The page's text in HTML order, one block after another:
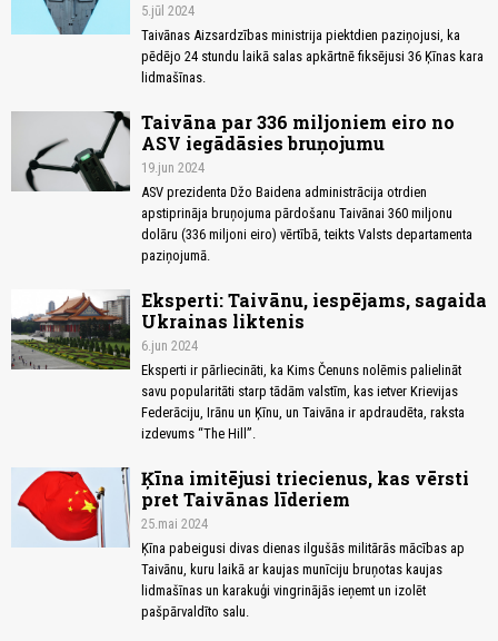
5.jūl 2024
Taivānas Aizsardzības ministrija piektdien paziņojusi, ka
pēdējo 24 stundu laikā salas apkārtnē fiksējusi 36 Ķīnas kara
lidmašīnas.
Taivāna par 336 miljoniem eiro no
ASV iegādāsies bruņojumu
19.jun 2024
ASV prezidenta Džo Baidena administrācija otrdien
apstiprināja bruņojuma pārdošanu Taivānai 360 miljonu
dolāru (336 miljoni eiro) vērtībā, teikts Valsts departamenta
paziņojumā.
Eksperti: Taivānu, iespējams, sagaida
Ukrainas liktenis
6.jun 2024
Eksperti ir pārliecināti, ka Kims Čenuns nolēmis palielināt
savu popularitāti starp tādām valstīm, kas ietver Krievijas
Federāciju, Irānu un Ķīnu, un Taivāna ir apdraudēta, raksta
izdevums “The Hill”.
Ķīna imitējusi triecienus, kas vērsti
pret Taivānas līderiem
25.mai 2024
Ķīna pabeigusi divas dienas ilgušās militārās mācības ap
Taivānu, kuru laikā ar kaujas munīciju bruņotas kaujas
lidmašīnas un karakuģi vingrinājās ieņemt un izolēt
pašpārvaldīto salu.